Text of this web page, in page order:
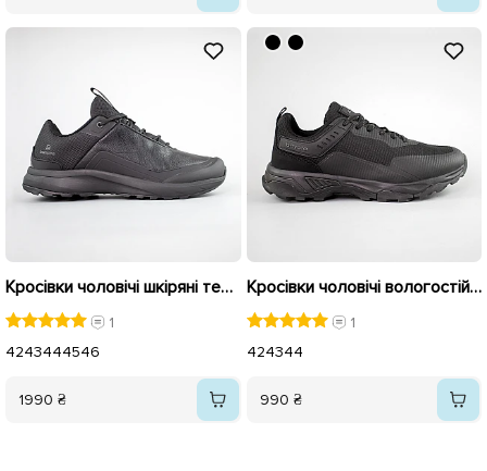
Кросівки чоловічі шкіряні термо 593421 Чорні
1
4243444546
1990 ₴
Кросівки чоловічі вологостійкі 593368 Чорні
1
424344
990 ₴